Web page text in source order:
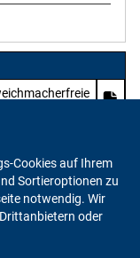
Cookies auf Ihrem
Sortieroptionen zu
notwendig. Wir
oder